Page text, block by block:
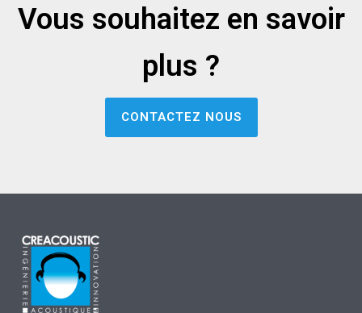
Vous souhaitez en savoir
plus ?
CONTACTEZ NOUS